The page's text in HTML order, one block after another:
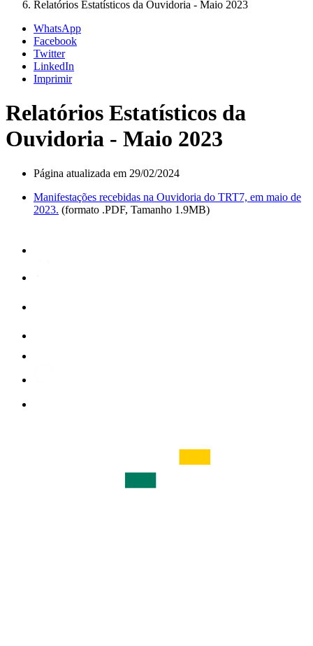
Relatórios Estatísticos da Ouvidoria - Maio 2023
WhatsApp
Facebook
Twitter
LinkedIn
Imprimir
Relatórios Estatísticos da
Ouvidoria - Maio 2023
Página atualizada em 29/02/2024
Manifestações recebidas na Ouvidoria do TRT7, em maio de
2023. (formato .PDF, Tamanho 1.9MB)